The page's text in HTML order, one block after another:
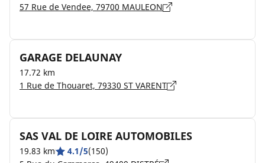
57 Rue de Vendee, 79700 MAULEON
GARAGE DELAUNAY
17.72 km
1 Rue de Thouaret, 79330 ST VARENT
SAS VAL DE LOIRE AUTOMOBILES
19.83 km 4.1/5(150)